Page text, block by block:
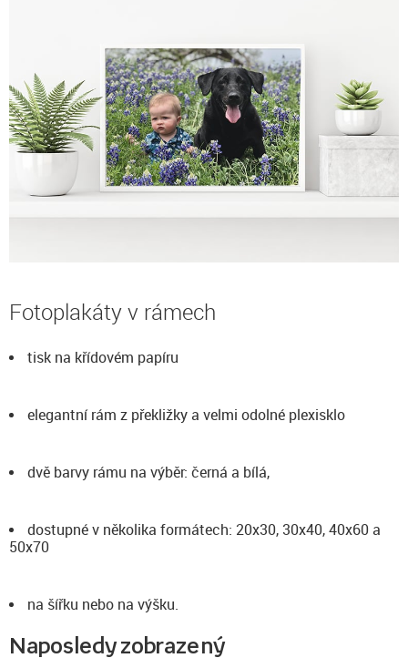
Fotoplakáty v rámech
tisk na křídovém papíru
elegantní rám z překližky a velmi odolné plexisklo
dvě barvy rámu na výběr: černá a bílá,
dostupné v několika formátech: 20x30, 30x40, 40x60 a
50x70
na šířku nebo na výšku.
Naposledy zobrazený